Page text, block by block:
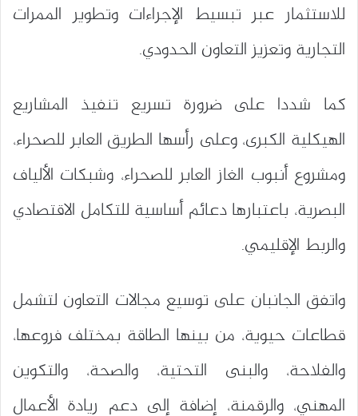
للاستثمار عبر تبسيط الإجراءات وتطوير الممرات
التجارية وتعزيز التعاون الحدودي.
كما شددا على ضرورة تسريع تنفيذ المشاريع
الهيكلية الكبرى، وعلى رأسها الطريق العابر للصحراء،
ومشروع أنبوب الغاز العابر للصحراء، وشبكات الألياف
البصرية، باعتبارها دعائم أساسية للتكامل الاقتصادي
والربط الإقليمي.
واتفق الجانبان على توسيع مجالات التعاون لتشمل
قطاعات حيوية، من بينها الطاقة بمختلف فروعها،
والفلاحة، والبنى التحتية، والصحة، والتكوين
المهني، والرقمنة، إضافة إلى دعم ريادة الأعمال